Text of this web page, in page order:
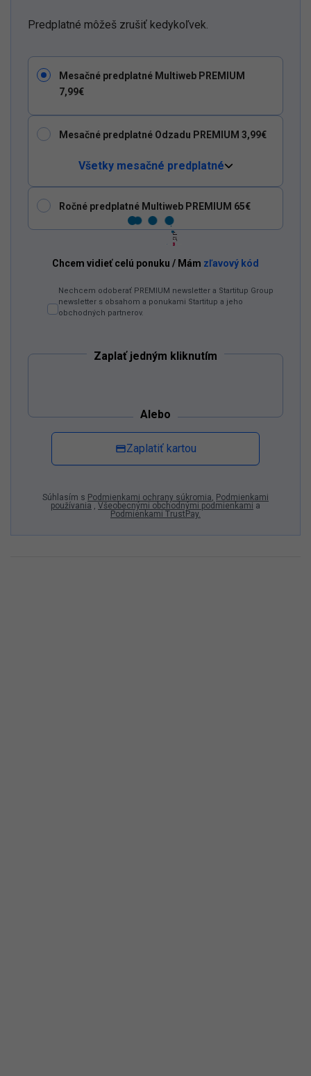
Dostaň
Odzadu
Pridať ako preferovaný zdroj
Odzadu, odkaz sa otvorí v novom okne
Predplatné môžeš zrušiť kedykoľvek.
Mesačné predplatné Multiweb PREMIUM
7,99€
Mesačné predplatné Odzadu PREMIUM 3,99€
Všetky mesačné predplatné
Ročné predplatné Multiweb PREMIUM 65€
Chcem vidieť celú ponuku / Mám zľavový kód
Nechcem odoberať PREMIUM newsletter a Startitup Group
newsletter s obsahom a ponukami Startitup a jeho
obchodných partnerov.
Zaplať jedným kliknutím
Alebo
Zaplatiť kartou
Súhlasím s Podmienkami ochrany súkromia, Podmienkami
používania , Všeobecnými obchodnými podmienkami a
Podmienkami TrustPay.